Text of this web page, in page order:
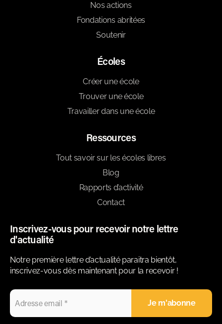
Nos actions
Fondations abritées
Soutenir
Écoles
Créer une école
Trouver une école
Travailler dans une école
Ressources
Tout savoir sur les écoles libres
Blog
Rapports d’activité
Contact
Inscrivez-vous pour recevoir notre lettre
d'actualité
Notre première lettre d’actualité paraitra bientôt,
inscrivez-vous dès maintenant pour la recevoir !